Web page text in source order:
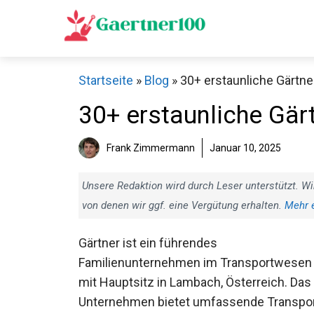
Startseite » Blog » 30+ erstaunliche
30+ erstaunliche
Frank Zimmermann Januar 10, 2025
Unsere Redaktion wird durch Leser unterstützt.
von denen wir ggf. eine Vergütung erhalten. Mehr
Gärtner ist ein führendes
Familienunternehmen im Transportwesen
mit Hauptsitz in Lambach, Österreich. Das
Unternehmen bietet umfassende